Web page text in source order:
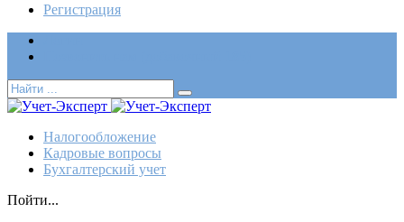
Регистрация
Налогообложение
Кадровые вопросы
Бухгалтерский учет
Пойти...